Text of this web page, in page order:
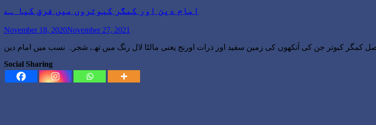
امام دین اور کمگر کبوتروں میں فرق کیا ہے
November 18, 2020November 27, 2021
Social Sharing